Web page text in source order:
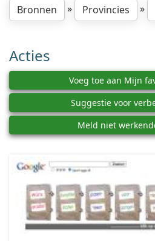
Bronnen
» Provincies »
Acties
Voeg toe aan Mijn
Suggestie voor
Meld niet